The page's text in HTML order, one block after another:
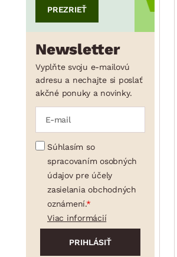
PREZRIEŤ
Newsletter
Vyplňte svoju e-mailovú
adresu a nechajte si poslať
akčné ponuky a novinky.
Súhlasím so
spracovaním osobných
údajov pre účely
zasielania obchodných
oznámení.
Viac informácií